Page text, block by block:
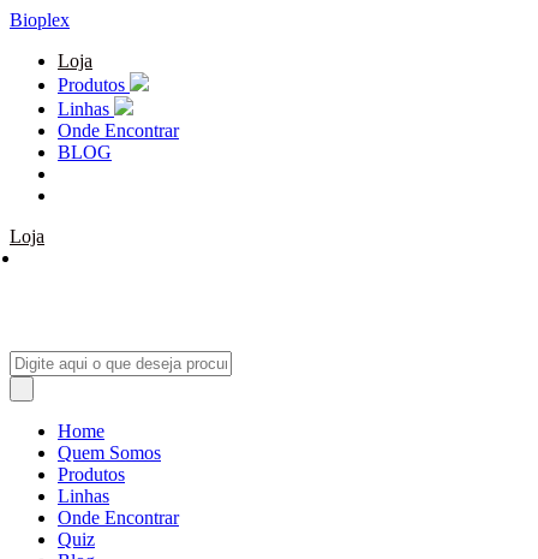
Bioplex
Loja
Produtos
Linhas
Onde Encontrar
BLOG
Loja
Home
Quem Somos
Produtos
Linhas
Onde Encontrar
Quiz